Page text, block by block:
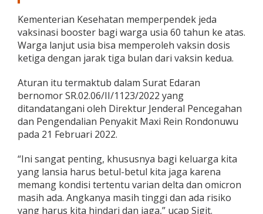
Kementerian Kesehatan memperpendek jeda
vaksinasi booster bagi warga usia 60 tahun ke atas.
Warga lanjut usia bisa memperoleh vaksin dosis
ketiga dengan jarak tiga bulan dari vaksin kedua.
Aturan itu termaktub dalam Surat Edaran
bernomor SR.02.06/II/1123/2022 yang
ditandatangani oleh Direktur Jenderal Pencegahan
dan Pengendalian Penyakit Maxi Rein Rondonuwu
pada 21 Februari 2022.
“Ini sangat penting, khususnya bagi keluarga kita
yang lansia harus betul-betul kita jaga karena
memang kondisi tertentu varian delta dan omicron
masih ada. Angkanya masih tinggi dan ada risiko
yang harus kita hindari dan jaga,” ucap Sigit.